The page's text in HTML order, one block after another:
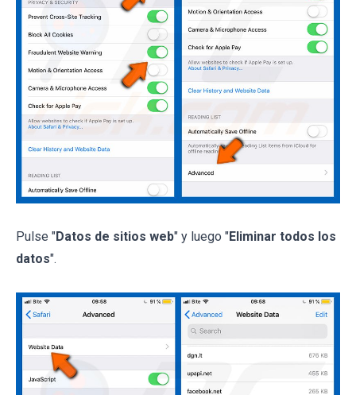
Pulse "Datos de sitios web" y luego "Eliminar todos los
datos".